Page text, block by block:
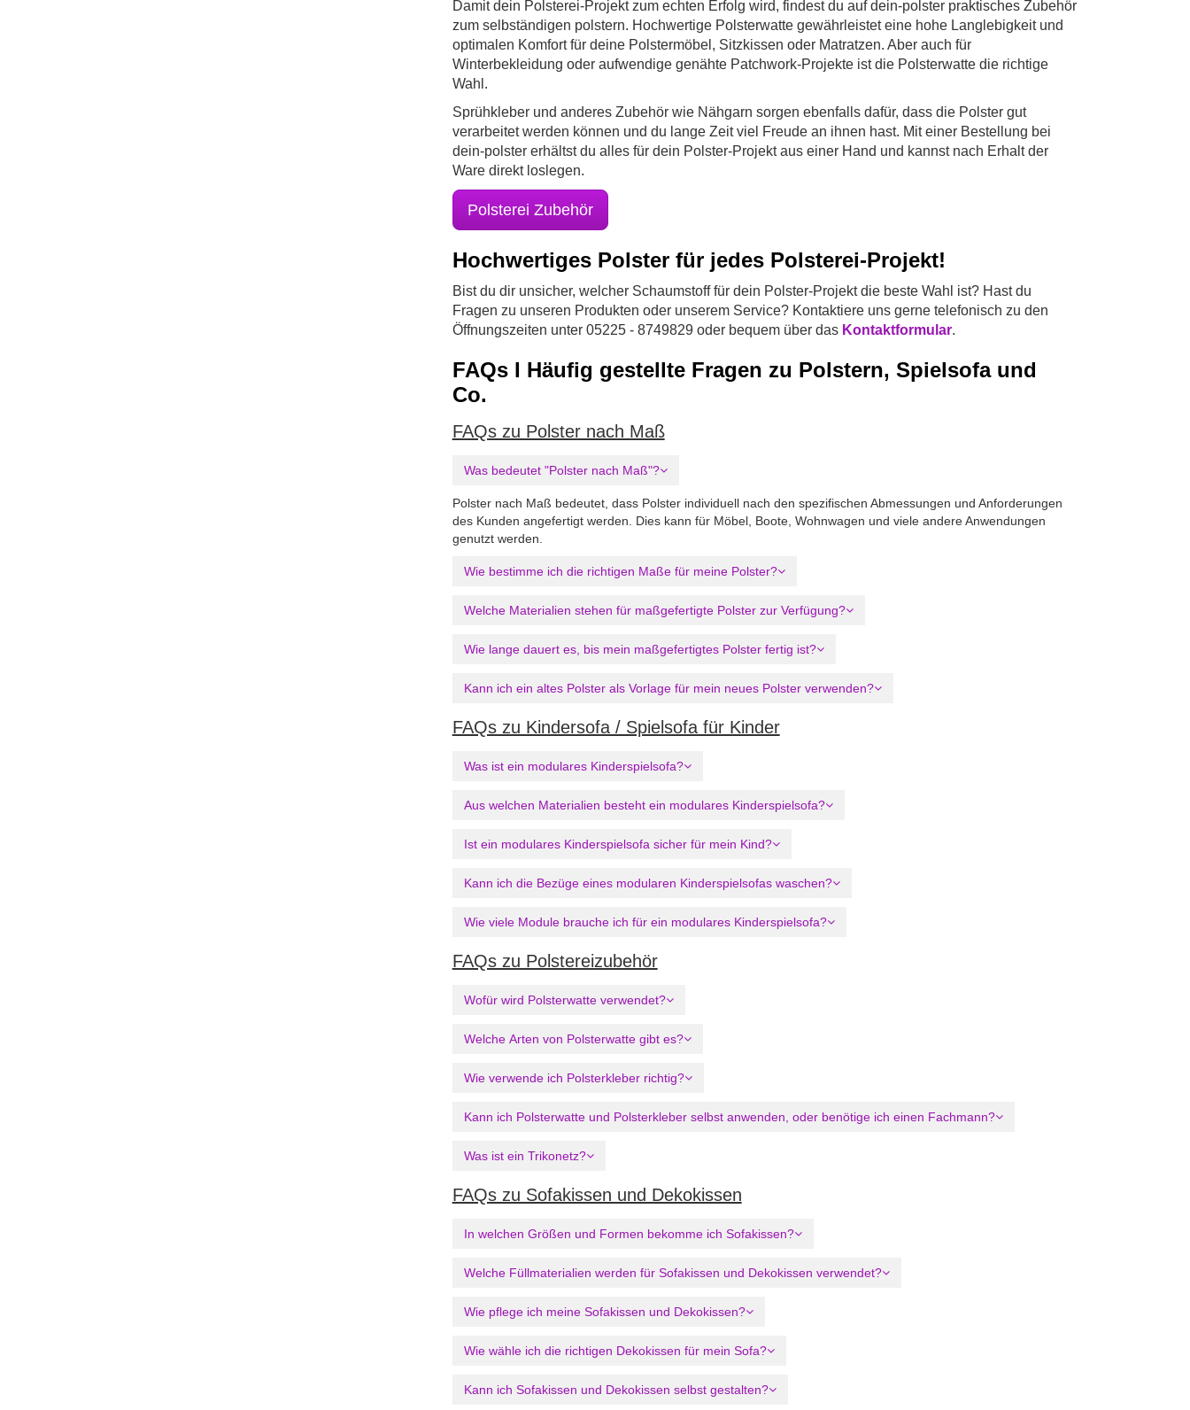
Damit dein Polsterei-Projekt zum echten Erfolg wird, findest du auf dein-polster praktisches Zubehör
zum selbständigen polstern. Hochwertige Polsterwatte gewährleistet eine hohe Langlebigkeit und
optimalen Komfort für deine Polstermöbel, Sitzkissen oder Matratzen. Aber auch für
Winterbekleidung oder aufwendige genähte Patchwork-Projekte ist die Polsterwatte die richtige
Wahl.
Sprühkleber und anderes Zubehör wie Nähgarn sorgen ebenfalls dafür, dass die Polster gut
verarbeitet werden können und du lange Zeit viel Freude an ihnen hast. Mit einer Bestellung bei
dein-polster erhältst du alles für dein Polster-Projekt aus einer Hand und kannst nach Erhalt der
Ware direkt loslegen.
Polsterei Zubehör
Hochwertiges Polster für jedes Polsterei-Projekt!
Bist du dir unsicher, welcher Schaumstoff für dein Polster-Projekt die beste Wahl ist? Hast du
Fragen zu unseren Produkten oder unserem Service? Kontaktiere uns gerne telefonisch zu den
Öffnungszeiten unter 05225 - 8749829 oder bequem über das Kontaktformular.
FAQs I Häufig gestellte Fragen zu Polstern, Spielsofa und
Co.
FAQs zu Polster nach Maß
Was bedeutet "Polster nach Maß"?
Polster nach Maß bedeutet, dass Polster individuell nach den spezifischen Abmessungen und Anforderungen
des Kunden angefertigt werden. Dies kann für Möbel, Boote, Wohnwagen und viele andere Anwendungen
genutzt werden.
Wie bestimme ich die richtigen Maße für meine Polster?
Welche Materialien stehen für maßgefertigte Polster zur Verfügung?
Wie lange dauert es, bis mein maßgefertigtes Polster fertig ist?
Kann ich ein altes Polster als Vorlage für mein neues Polster verwenden?
FAQs zu Kindersofa / Spielsofa für Kinder
Was ist ein modulares Kinderspielsofa?
Aus welchen Materialien besteht ein modulares Kinderspielsofa?
Ist ein modulares Kinderspielsofa sicher für mein Kind?
Kann ich die Bezüge eines modularen Kinderspielsofas waschen?
Wie viele Module brauche ich für ein modulares Kinderspielsofa?
FAQs zu Polstereizubehör
Wofür wird Polsterwatte verwendet?
Welche Arten von Polsterwatte gibt es?
Wie verwende ich Polsterkleber richtig?
Kann ich Polsterwatte und Polsterkleber selbst anwenden, oder benötige ich einen Fachmann?
Was ist ein Trikonetz?
FAQs zu Sofakissen und Dekokissen
In welchen Größen und Formen bekomme ich Sofakissen?
Welche Füllmaterialien werden für Sofakissen und Dekokissen verwendet?
Wie pflege ich meine Sofakissen und Dekokissen?
Wie wähle ich die richtigen Dekokissen für mein Sofa?
Kann ich Sofakissen und Dekokissen selbst gestalten?